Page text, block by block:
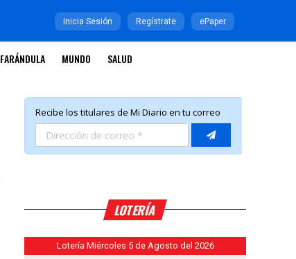
Inicia Sesión Regístrate ePaper
FARÁNDULA MUNDO SALUD
LOTERÍA
Lotería Miércoles 5 de Agosto del 2026